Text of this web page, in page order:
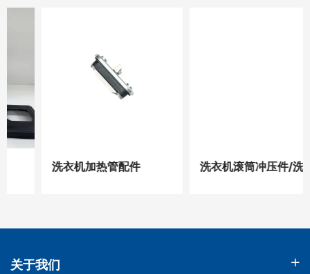
洗衣机加热管配件 洗衣机滚筒冲压件/洗衣机金属板材模具
关于我们